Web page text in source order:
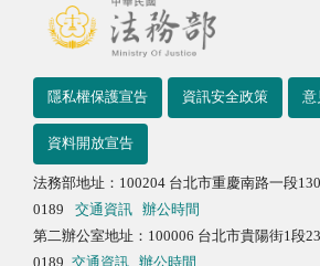
隱私權保護宣告 資訊安全政策 意
資料開放宣告
法務部地址：100204 台北市重慶南路一段
0189
交通資訊
辦公時間
第二辦公室地址：100006 台北市貴陽街1段
0189 交通資訊 辦公時間